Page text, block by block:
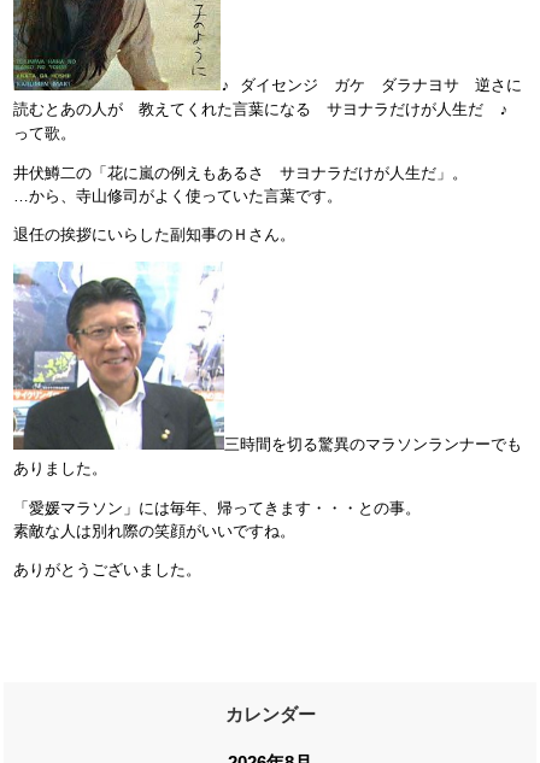
カレンダー
♪ ダイセンジ ガケ ダラナヨサ 逆さに
読むとあの人が 教えてくれた言葉になる サヨナラだけが人生だ ♪
って歌。
井伏鱒二の「花に嵐の例えもあるさ サヨナラだけが人生だ」。
…から、寺山修司がよく使っていた言葉です。
退任の挨拶にいらした副知事のＨさん。
三時間を切る驚異のマラソンランナーでも
ありました。
「愛媛マラソン」には毎年、帰ってきます・・・との事。
素敵な人は別れ際の笑顔がいいですね。
ありがとうございました。